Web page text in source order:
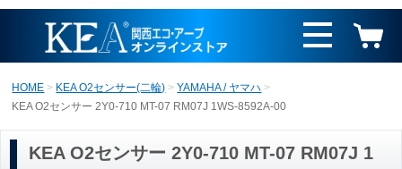
HOME KEA O2センサー(二輪)
YAMAHA / ヤマハ
KEA O2センサー 2Y0-710 MT-07 RM07J 1WS-8592A-00
KEA O2センサー 2Y0-710 MT-07 RM07J 1